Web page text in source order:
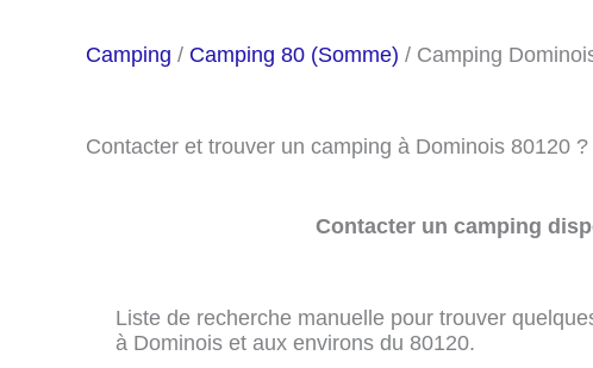
Camping / Camping 80 (Somme) / Camping
Contacter et trouver un camping à Dominois 80120 ?
Contacter un camping
Liste de recherche manuelle pour trouver
à Dominois et aux environs du 80120.